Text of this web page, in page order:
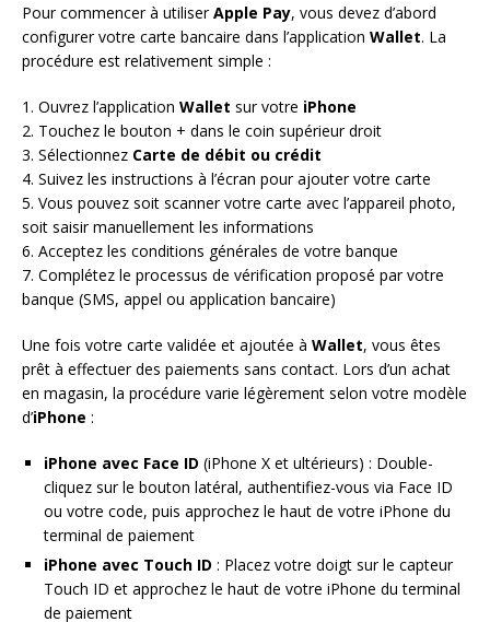
Pour commencer à utiliserApple Pay, vous devez d’abord
configurer votre carte bancaire dans l’application Wallet. La
procédure est relativement simple :
1. Ouvrez l’application Wallet sur votre iPhone
2. Touchez le bouton + dans le coin supérieur droit
3. Sélectionnez Carte de débit ou crédit
4. Suivez les instructions à l’écran pour ajouter votre carte
5. Vous pouvez soit scanner votre carte avec l’appareil photo,
soit saisir manuellement les informations
6. Acceptez les conditions générales de votre banque
7. Complétez le processus de vérification proposé par votre
banque (SMS, appel ou application bancaire)
Une fois votre carte validée et ajoutée à Wallet, vous êtes
prêt à effectuer des paiements sans contact. Lors d’un achat
en magasin, la procédure varie légèrement selon votre modèle
d’iPhone :
iPhone avec Face ID (iPhone X et ultérieurs) : Double-
cliquez sur le bouton latéral, authentifiez-vous via Face ID
ou votre code, puis approchez le haut de votre iPhone du
terminal de paiement
iPhone avec Touch ID : Placez votre doigt sur le capteur
Touch ID et approchez le haut de votre iPhone du terminal
de paiement